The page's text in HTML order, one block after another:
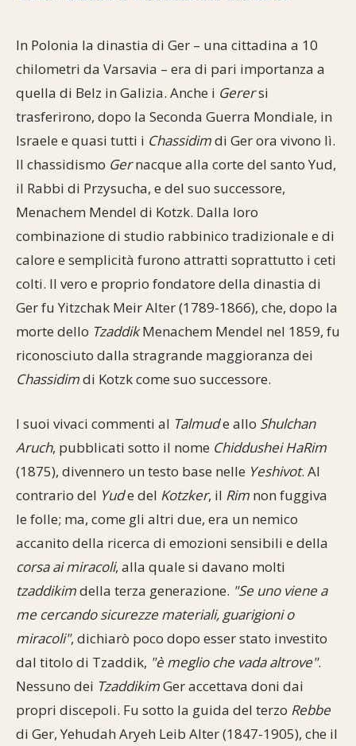
In Polonia la dinastia di Ger – una cittadina a 10
chilometri da Varsavia – era di pari importanza a
quella di Belz in Galizia. Anche i Gerersi
trasferirono, dopo la Seconda Guerra Mondiale, in
Israele e quasi tutti i Chassidimdi Ger ora vivono lì.
Il chassidismo Gernacque alla corte del santo Yud,
il Rabbi di Przysucha, e del suo successore,
Menachem Mendel di Kotzk. Dalla loro
combinazione di studio rabbinico tradizionale e di
calore e semplicità furono attratti soprattutto i ceti
colti. Il vero e proprio fondatore della dinastia di
Ger fu Yitzchak Meir Alter (1789-1866), che, dopo la
morte dello TzaddikMenachem Mendel nel 1859, fu
riconosciuto dalla stragrande maggioranza dei
Chassidimdi Kotzk come suo successore.
I suoi vivaci commenti al Talmude allo Shulchan
Aruch, pubblicati sotto il nome Chiddushei HaRim
(1875), divennero un testo base nelle Yeshivot. Al
contrario del Yude del Kotzker, il Rim non fuggiva
le folle; ma, come gli altri due, era un nemico
accanito della ricerca di emozioni sensibili e della
corsa ai miracoli, alla quale si davano molti
tzaddikimdella terza generazione. "Se uno viene a
me cercando sicurezze materiali, guarigioni o
miracoli", dichiarò poco dopo esser stato investito
dal titolo di Tzaddik, "è meglio che vada altrove".
Nessuno dei TzaddikimGer accettava doni dai
propri discepoli. Fu sotto la guida del terzo Rebbe
di Ger, Yehudah Aryeh Leib Alter (1847-1905), che il